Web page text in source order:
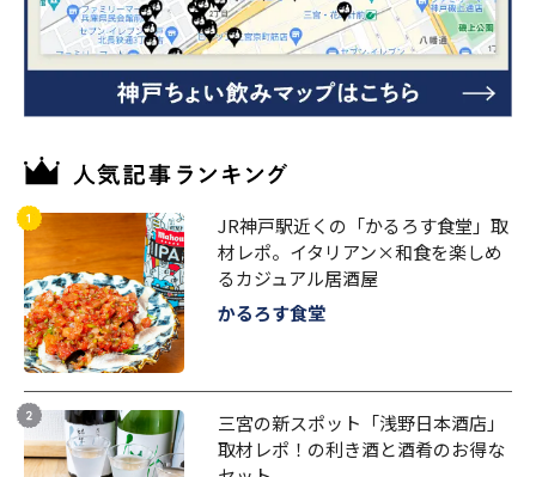
JR神戸駅近くの「かるろす食堂」取
材レポ。イタリアン×和食を楽しめ
るカジュアル居酒屋
かるろす食堂
三宮の新スポット「浅野日本酒店」
取材レポ！の利き酒と酒肴のお得な